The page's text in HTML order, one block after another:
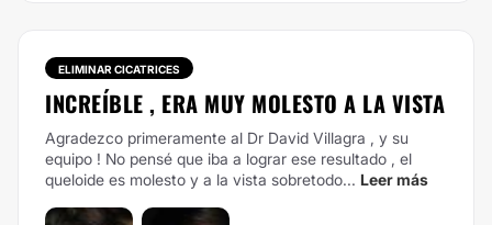
ELIMINAR CICATRICES
INCREÍBLE , ERA MUY MOLESTO A LA VISTA
Agradezco primeramente al Dr David Villagra , y su
equipo ! No pensé que iba a lograr ese resultado , el
queloide es molesto y a la vista sobretodo... Leer más